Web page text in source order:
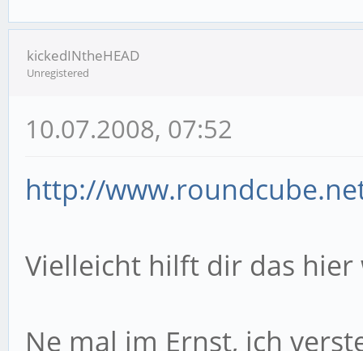
kickedINtheHEAD
Unregistered
10.07.2008, 07:52
http://
Vielleicht hilft dir das
Ne mal im Ernst, ich